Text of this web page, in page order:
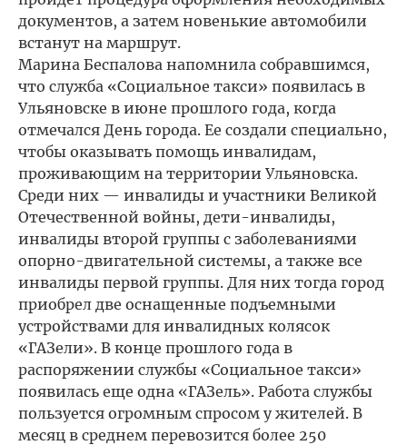
документов, а затем новенькие автомобили
встанут на маршрут.
Марина Беспалова напомнила собравшимся,
что служба «Социальное такси» появилась в
Ульяновске в июне прошлого года, когда
отмечался День города. Ее создали специально,
чтобы оказывать помощь инвалидам,
проживающим на территории Ульяновска.
Среди них — инвалиды и участники Великой
Отечественной войны, дети-инвалиды,
инвалиды второй группы с заболеваниями
опорно-двигательной системы, а также все
инвалиды первой группы. Для них тогда город
приобрел две оснащенные подъемными
устройствами для инвалидных колясок
«ГАЗели». В конце прошлого года в
распоряжении службы «Социальное такси»
появилась еще одна «ГАЗель». Работа службы
пользуется огромным спросом у жителей. В
месяц в среднем перевозится более 250